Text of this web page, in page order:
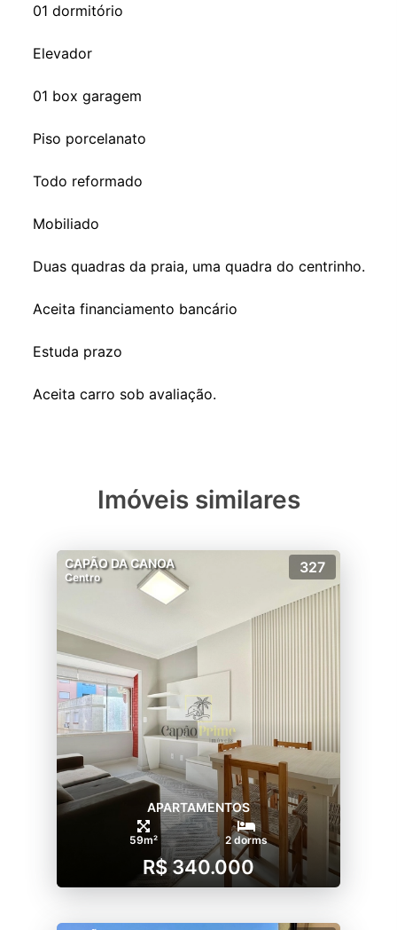
01 dormitório
Elevador
01 box garagem
Piso porcelanato
Todo reformado
Mobiliado
Duas quadras da praia, uma quadra do centrinho.
Aceita financiamento bancário
Estuda prazo
Imóveis similares
CAPÃO DA CANOA
Centro
327
APARTAMENTOS
59m² 2 dorms
R$ 340.000